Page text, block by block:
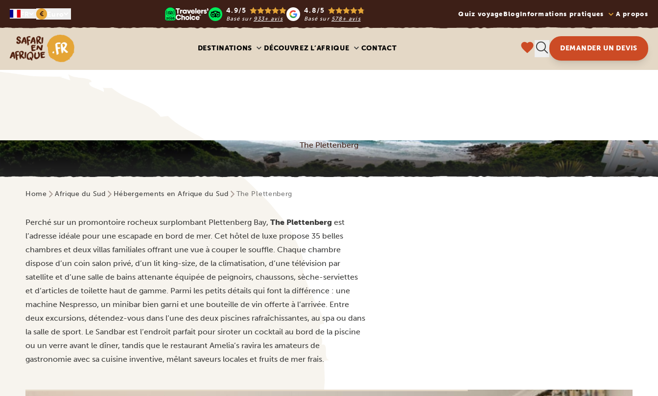
€ 4.9/5
Basé sur 933+ avis
4.8/5
Basé sur 578+ avis
Quiz voyage BlogInformations pratiques A propos
Safari en Afrique
DESTINATIONS DÉCOUVREZ L’AFRIQUE CONTACT DEMANDER UN DEVIS
The Plettenberg
Home Afrique du Sud Hébergements en Afrique du Sud The Plettenberg
Perché sur un promontoire rocheux surplombant Plettenberg Bay, The Plettenberg est
l’adresse idéale pour une escapade en bord de mer. Cet hôtel de luxe propose 35 belles
chambres et deux villas familiales offrant une vue à couper le souffle. Chaque chambre
dispose d’un coin salon privé, d’un lit king-size, de la climatisation, d’une télévision par
satellite et d’une salle de bains attenante équipée de peignoirs, chaussons, sèche-serviettes
et d’articles de toilette haut de gamme. Parmi les petits détails qui font la différence : une
machine Nespresso, un minibar bien garni et une bouteille de vin offerte à l’arrivée. Entre
deux excursions, détendez-vous dans l’une des deux piscines rafraîchissantes, au spa ou dans
la salle de sport. Le Sandbar est l’endroit parfait pour siroter un cocktail au bord de la piscine
ou un verre avant le dîner, tandis que le restaurant Amelia’s ravira les amateurs de
gastronomie avec sa cuisine inventive, mêlant saveurs locales et fruits de mer frais.